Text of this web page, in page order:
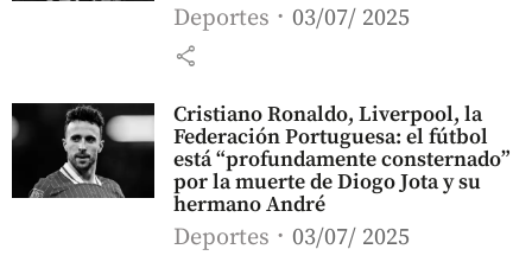
Deportes 03/07/ 2025
share
Cristiano Ronaldo, Liverpool, la
Federación Portuguesa: el fútbol
está “profundamente consternado”
por la muerte de Diogo Jota y su
hermano André
Deportes 03/07/ 2025